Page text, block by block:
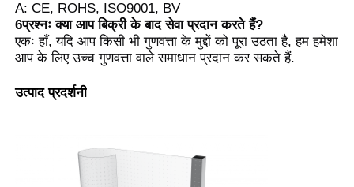
A: CE, ROHS, ISO9001, BV
6प्रश्नः क्या आप बिक्री के बाद सेवा प्रदान करते हैं?
एकः हाँ, यदि आप किसी भी गुणवत्ता के मुद्दों को पूरा उठता है, हम हमेशा
आप के लिए उच्च गुणवत्ता वाले समाधान प्रदान कर सकते हैं.
उत्पाद प्रदर्शनी